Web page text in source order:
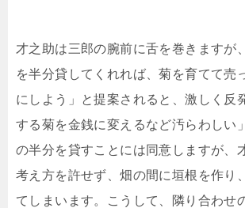
才之助は三郎の腕前に舌を巻きますが
を半分貸してくれれば、菊を育てて売
にしよう」と提案されると、激しく反
する菊を金銭に変えるなど汚らわしい
の半分を貸すことには同意しますが、
考え方を許せず、畑の間に垣根を作り
てしまいます。こうして、隣り合わせ